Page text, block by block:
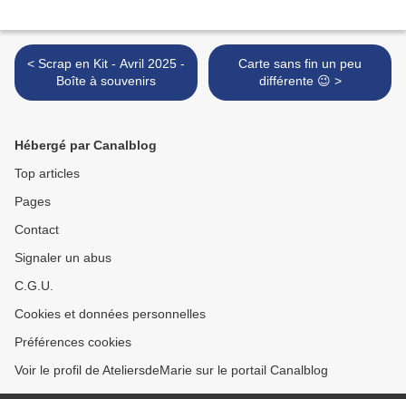
< Scrap en Kit - Avril 2025 -
Boîte à souvenirs
Carte sans fin un peu
différente 😉 >
Hébergé par Canalblog
Top articles
Pages
Contact
Signaler un abus
C.G.U.
Cookies et données personnelles
Préférences cookies
Voir le profil de AteliersdeMarie sur le portail Canalblog